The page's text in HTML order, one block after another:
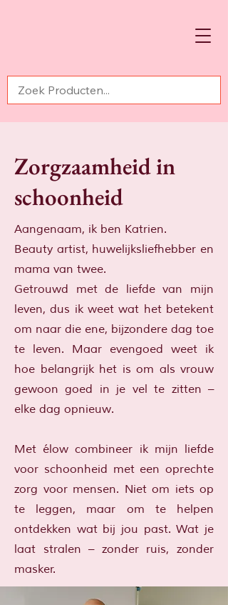
Zorgzaamheid in
schoonheid
Aangenaam, ik ben Katrien.
Beauty artist, huwelijksliefhebber en
mama van twee.
Getrouwd met de liefde van mijn
leven, dus ik weet wat het betekent
om naar die ene, bijzondere dag toe
te leven. Maar evengoed weet ik
hoe belangrijk het is om als vrouw
gewoon goed in je vel te zitten –
elke dag opnieuw.
Met élow combineer ik mijn liefde
voor schoonheid met een oprechte
zorg voor mensen. Niet om iets op
te leggen, maar om te helpen
ontdekken wat bij jou past. Wat je
laat stralen – zonder ruis, zonder
masker.